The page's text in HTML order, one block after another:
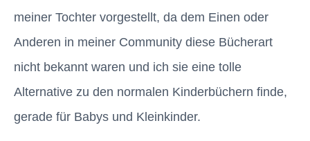
meiner Tochter vorgestellt, da dem Einen oder
Anderen in meiner Community diese Bücherart
nicht bekannt waren und ich sie eine tolle
Alternative zu den normalen Kinderbüchern finde,
gerade für Babys und Kleinkinder.